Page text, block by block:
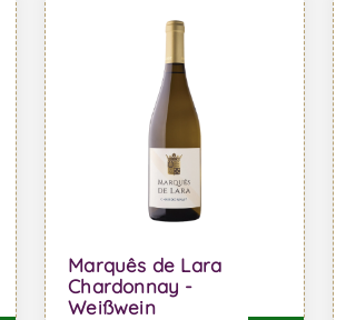
Marquês de Lara
Chardonnay -
Weißwein